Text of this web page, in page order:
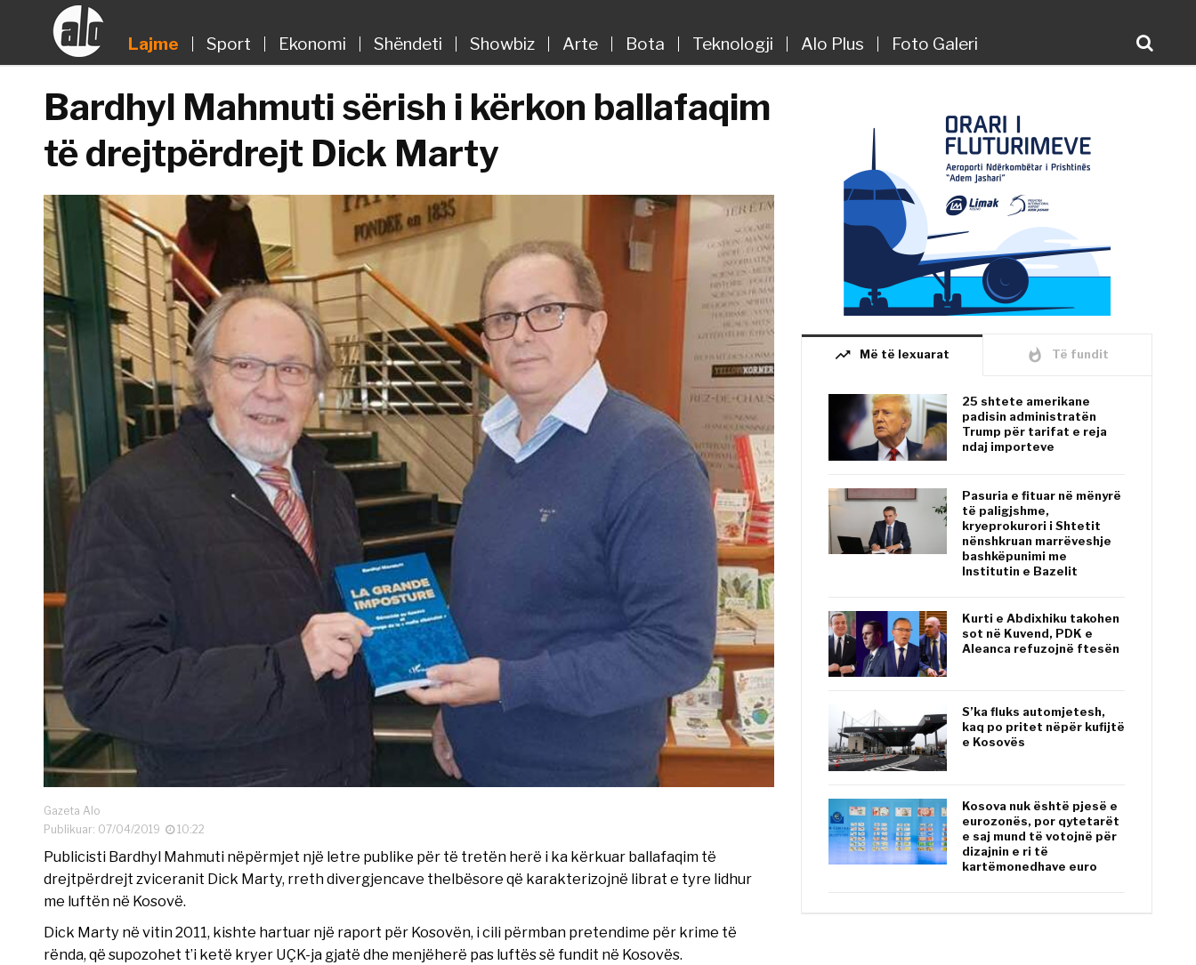
Lajme Sport Ekonomi Shëndeti Showbiz Arte Bota Teknologji Alo Plus Foto Galeri
Bardhyl Mahmuti sërish i kërkon ballafaqim
të drejtpërdrejt Dick Marty
Gazeta Alo
Publikuar: 07/04/2019
10:22
Publicisti Bardhyl Mahmuti nëpërmjet një letre publike për të tretën herë i ka kërkuar ballafaqim të
drejtpërdrejt zviceranit Dick Marty, rreth divergjencave thelbësore që karakterizojnë librat e tyre lidhur
me luftën në Kosovë.
Dick Marty në vitin 2011, kishte hartuar një raport për Kosovën, i cili përmban pretendime për krime të
rënda, që supozohet t’i ketë kryer UÇK-ja gjatë dhe menjëherë pas luftës së fundit në Kosovës.
trending_up Më të lexuarat whatshot Të fundit
25 shtete amerikane
padisin administratën
Trump për tarifat e reja
ndaj importeve
Pasuria e fituar në mënyrë
të paligjshme,
kryeprokurori i Shtetit
nënshkruan marrëveshje
bashkëpunimi me
Institutin e Bazelit
Kurti e Abdixhiku takohen
sot në Kuvend, PDK e
Aleanca refuzojnë ftesën
S’ka fluks automjetesh,
kaq po pritet nëpër kufijtë
e Kosovës
Kosova nuk është pjesë e
eurozonës, por qytetarët
e saj mund të votojnë për
dizajnin e ri të
kartëmonedhave euro